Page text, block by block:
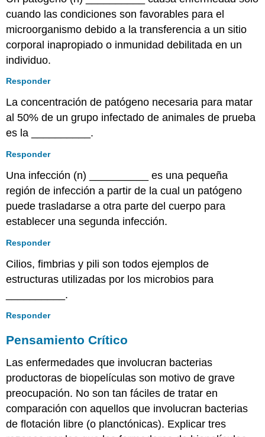
cuando las condiciones son favorables para el
microorganismo debido a la transferencia a un sitio
corporal inapropiado o inmunidad debilitada en un
individuo.
Responder
La concentración de patógeno necesaria para matar
al 50% de un grupo infectado de animales de prueba
es la __________.
Responder
Una infección (n) __________ es una pequeña
región de infección a partir de la cual un patógeno
puede trasladarse a otra parte del cuerpo para
establecer una segunda infección.
Responder
Cilios, fimbrias y pili son todos ejemplos de
estructuras utilizadas por los microbios para
__________.
Responder
Pensamiento Crítico
Las enfermedades que involucran bacterias
productoras de biopelículas son motivo de grave
preocupación. No son tan fáciles de tratar en
comparación con aquellos que involucran bacterias
de flotación libre (o planctónicas). Explicar tres